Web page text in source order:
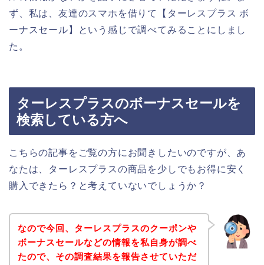
ず、私は、友達のスマホを借りて【ターレスプラス ボ
ーナスセール】という感じで調べてみることにしまし
た。
ターレスプラスのボーナスセールを
検索している方へ
こちらの記事をご覧の方にお聞きしたいのですが、あ
なたは、ターレスプラスの商品を少しでもお得に安く
購入できたら？と考えていないでしょうか？
なので今回、ターレスプラスのクーポンや
ボーナスセールなどの情報を私自身が調べ
たので、その調査結果を報告させていただ